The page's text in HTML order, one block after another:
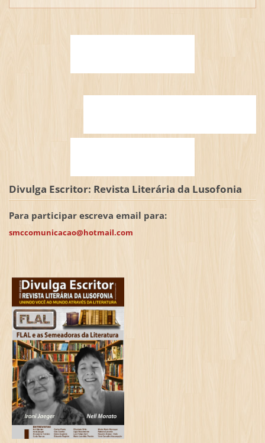
Divulga Escritor: Revista Literária da Lusofonia
Para participar escreva email para:
smccomunicacao@hotmail.com